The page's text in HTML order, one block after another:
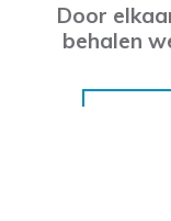
Door
behalen